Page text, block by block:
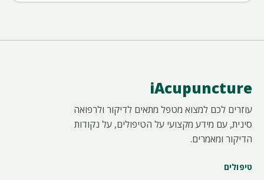
iAcupuncture
עוזרים לכם למצוא מטפל מתאים לדיקור ולרפואה
סינית, עם מידע מקצועי על הטיפולים, על נקודות
הדיקור ומאמרים.
טיפולים